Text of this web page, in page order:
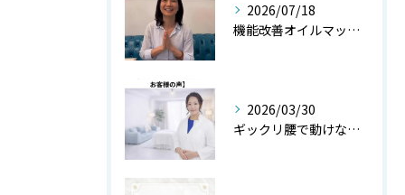
2026/07/18
機能改善オイルマッサージ@銀座
2026/03/30
ギックリ腰で動けない状態からご来店されたお客様より